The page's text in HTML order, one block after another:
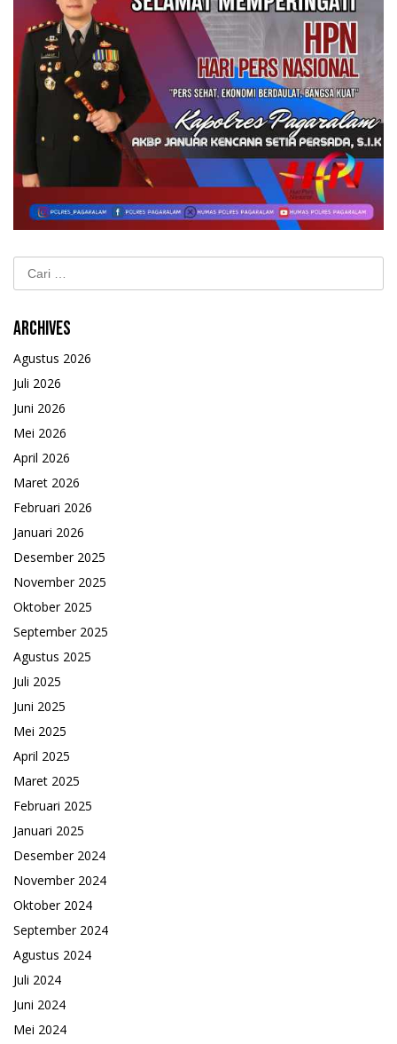
Cari
untuk:
Archives
Agustus 2026
Juli 2026
Juni 2026
Mei 2026
April 2026
Maret 2026
Februari 2026
Januari 2026
Desember 2025
November 2025
Oktober 2025
September 2025
Agustus 2025
Juli 2025
Juni 2025
Mei 2025
April 2025
Maret 2025
Februari 2025
Januari 2025
Desember 2024
November 2024
Oktober 2024
September 2024
Agustus 2024
Juli 2024
Juni 2024
Mei 2024